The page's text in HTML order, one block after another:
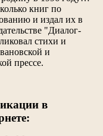
книг по
и издал их в
"Диалог-
стихи и
и
прессе.
в